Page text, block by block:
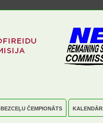
BEZCEĻU ČEMPIONĀTS